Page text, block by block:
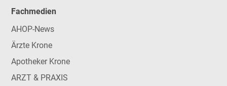
Fachmedien
AHOP-News
Ärzte Krone
Apotheker Krone
ARZT & PRAXIS